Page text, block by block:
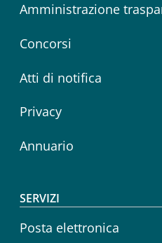
Amministrazione
Concorsi
Atti di notifica
Privacy
Annuario
SERVIZI
Posta elettronica